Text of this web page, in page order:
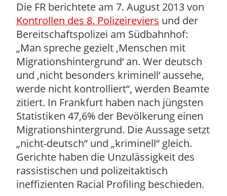
Die FR berichtete am 7. August 2013 von
Kontrollen des 8. Polizeireviers und der
Bereitschaftspolizei am Südbahnhof:
„Man spreche gezielt ‚Menschen mit
Migrationshintergrund‘ an. Wer deutsch
und ‚nicht besonders kriminell‘ aussehe,
werde nicht kontrolliert“, werden Beamte
zitiert. In Frankfurt haben nach jüngsten
Statistiken 47,6% der Bevölkerung einen
Migrationshintergrund. Die Aussage setzt
„nicht-deutsch“ und „kriminell“ gleich.
Gerichte haben die Unzulässigkeit des
rassistischen und polizeitaktisch
ineffizienten Racial Profiling beschieden.